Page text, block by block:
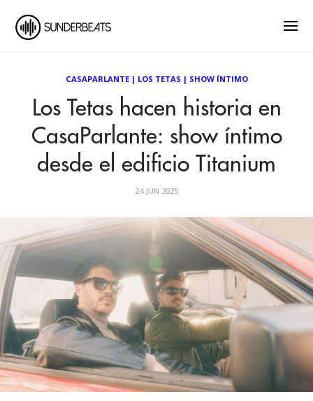
CASAPARLANTE| LOS TETAS | SHOW ÍNTIMO
Los Tetas hacen historia en
CasaParlante: show íntimo
desde el edificio Titanium
24 JUN 2025